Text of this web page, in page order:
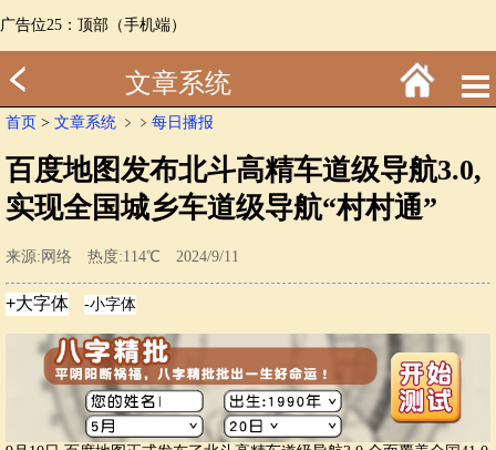
广告位25：顶部（手机端）
文章系统
首页 > 文章系统 ﹥ ﹥ 每日播报
百度地图发布北斗高精车道级导航3.0,
实现全国城乡车道级导航“村村通”
来源:网络 热度:114℃ 2024/9/11